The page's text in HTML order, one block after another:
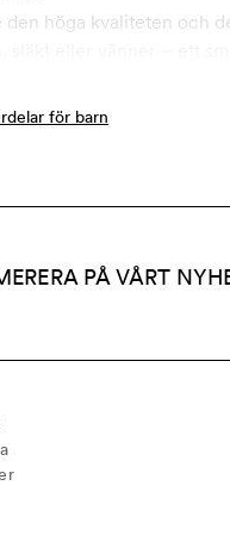
den höga kvaliteten och
för barn
PÅ VÅRT